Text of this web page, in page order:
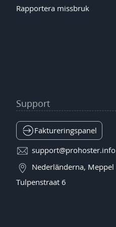
Rapportera missbruk
Support
Faktureringspanel
support@prohoster.info
Nederländerna, Meppel
Tulpenstraat 6